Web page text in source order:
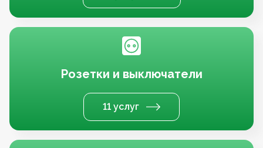
Розетки и выключатели
11 услуг